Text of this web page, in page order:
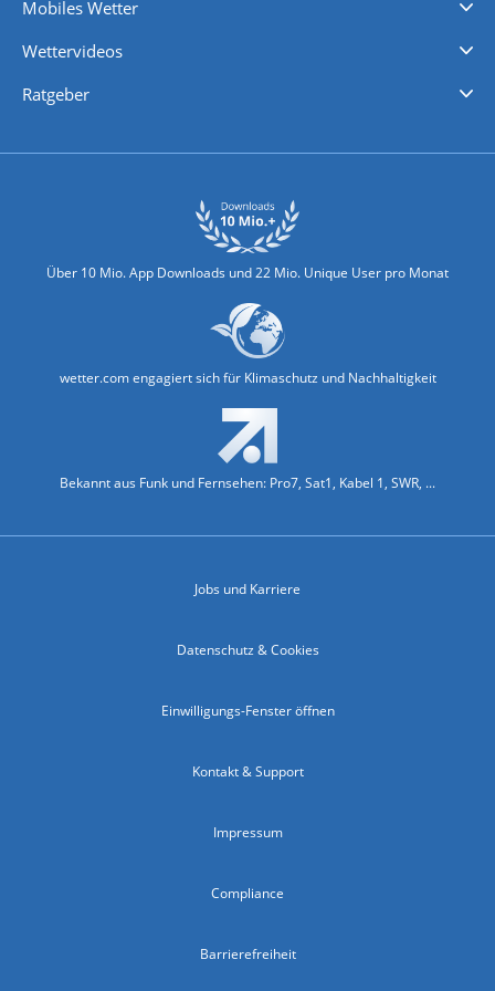
Mobiles Wetter
Wettervideos
Ratgeber
Über 10 Mio. App Downloads und 22 Mio. Unique User pro Monat
wetter.com engagiert sich für Klimaschutz und Nachhaltigkeit
Bekannt aus Funk und Fernsehen: Pro7, Sat1, Kabel 1, SWR, ...
Jobs und Karriere
Datenschutz & Cookies
Einwilligungs-Fenster öffnen
Kontakt & Support
Impressum
Compliance
Barrierefreiheit